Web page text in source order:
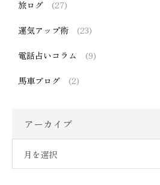
旅ログ (27)
運気アップ術 (23)
電話占いコラム (9)
馬車ブログ (2)
アーカイブ
月を選択